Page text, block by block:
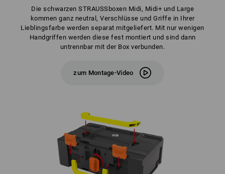
Die schwarzen STRAUSSboxen Midi, Midi+ und Large
kommen ganz neutral, Verschlüsse und Griffe in Ihrer
Lieblingsfarbe werden separat mitgeliefert. Mit nur wenigen
Handgriffen werden diese fest montiert und sind dann
untrennbar mit der Box verbunden.
zum Montage-Video